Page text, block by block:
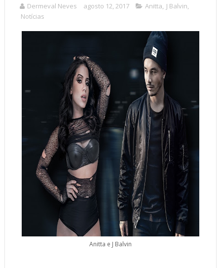
Dermeval Neves agosto 12, 2017 Anitta, J Balvin,
Notícias
Anitta e J Balvin